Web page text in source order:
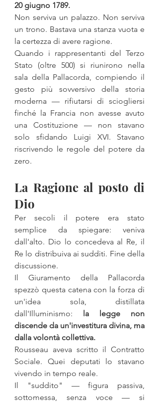
20 giugno 1789.
Non serviva un palazzo. Non serviva
un trono. Bastava una stanza vuota e
la certezza di avere ragione.
Quando i rappresentanti del Terzo
Stato (oltre 500) si riunirono nella
sala della Pallacorda, compiendo il
gesto più sovversivo della storia
moderna — rifiutarsi di sciogliersi
finché la Francia non avesse avuto
una Costituzione — non stavano
solo sfidando Luigi XVI. Stavano
riscrivendo le regole del potere da
zero.
La Ragione al posto di
Dio
Per secoli il potere era stato
semplice da spiegare: veniva
dall'alto. Dio lo concedeva al Re, il
Re lo distribuiva ai sudditi. Fine della
discussione.
Il Giuramento della Pallacorda
spezzò questa catena con la forza di
un'idea sola, distillata
dall'Illuminismo:
la legge non
discende da un'investitura divina, ma
dalla volontà collettiva.
Rousseau aveva scritto il Contratto
Sociale. Quei deputati lo stavano
vivendo in tempo reale.
Il "suddito" — figura passiva,
sottomessa, senza voce — si